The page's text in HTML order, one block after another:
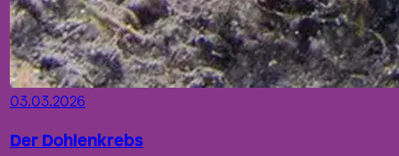
03.03.2026
Der Dohlenkrebs